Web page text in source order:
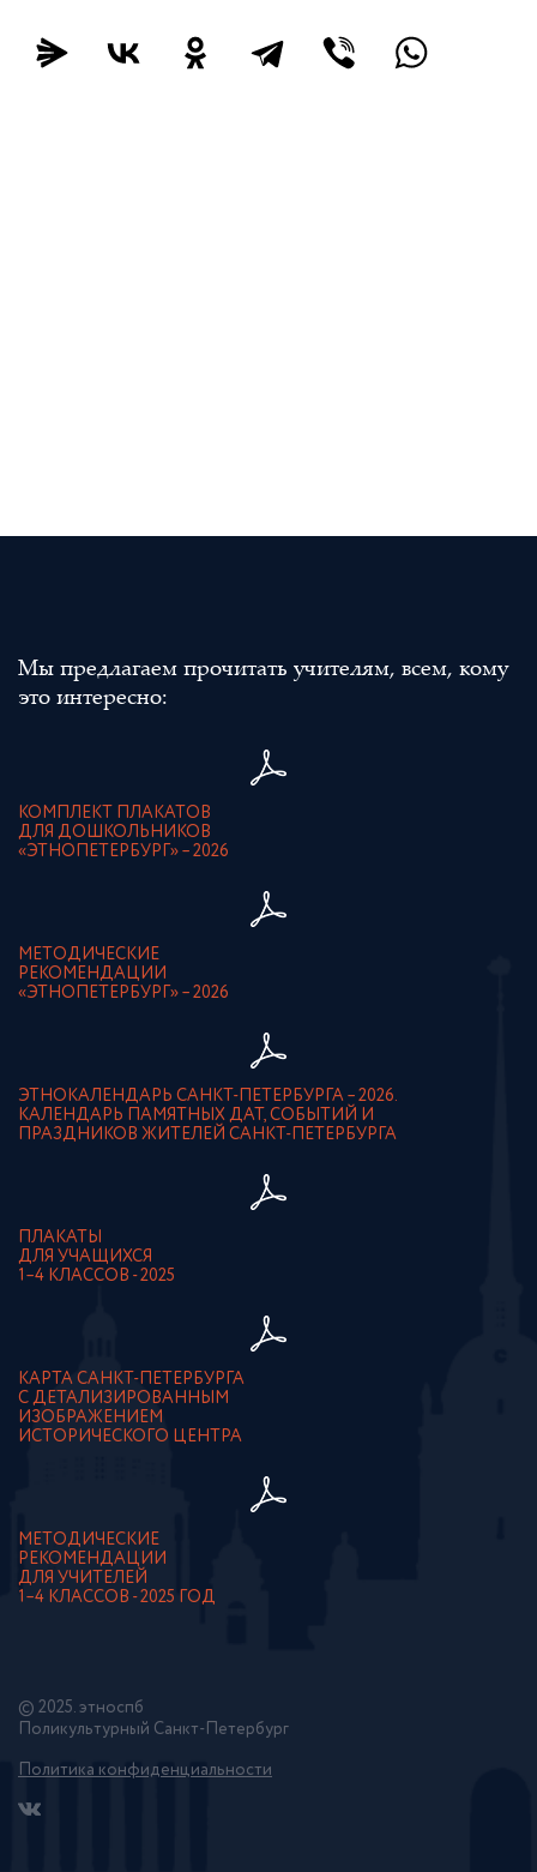
Мы предлагаем прочитать учителям, всем, кому
это интересно:
КОМПЛЕКТ ПЛАКАТОВ
ДЛЯ ДОШКОЛЬНИКОВ
«ЭТНОПЕТЕРБУРГ» – 2026
МЕТОДИЧЕСКИЕ
РЕКОМЕНДАЦИИ
«ЭТНОПЕТЕРБУРГ» – 2026
ЭТНОКАЛЕНДАРЬ САНКТ-ПЕТЕРБУРГА – 2026.
КАЛЕНДАРЬ ПАМЯТНЫХ ДАТ, СОБЫТИЙ И
ПРАЗДНИКОВ ЖИТЕЛЕЙ САНКТ-ПЕТЕРБУРГА
ПЛАКАТЫ
ДЛЯ УЧАЩИХСЯ
1–4 КЛАССОВ - 2025
КАРТА САНКТ-ПЕТЕРБУРГА
С ДЕТАЛИЗИРОВАННЫМ
ИЗОБРАЖЕНИЕМ
ИСТОРИЧЕСКОГО ЦЕНТРА
МЕТОДИЧЕСКИЕ
РЕКОМЕНДАЦИИ
ДЛЯ УЧИТЕЛЕЙ
1–4 КЛАССОВ - 2025 ГОД
© 2025. этноспб
Поликультурный Санкт-Петербург
Политика конфиденциальности